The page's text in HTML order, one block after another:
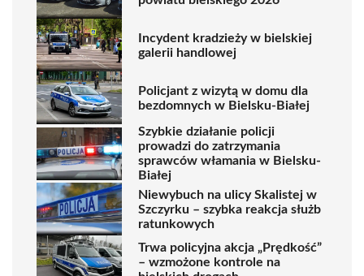
Incydent kradzieży w bielskiej
galerii handlowej
Policjant z wizytą w domu dla
bezdomnych w Bielsku-Białej
Szybkie działanie policji
prowadzi do zatrzymania
sprawców włamania w Bielsku-
Białej
Niewybuch na ulicy Skalistej w
Szczyrku – szybka reakcja służb
ratunkowych
Trwa policyjna akcja „Prędkość”
– wzmożone kontrole na